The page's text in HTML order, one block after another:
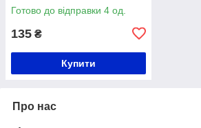
Готово до відправки 4 од.
135 ₴
Купити
Про нас